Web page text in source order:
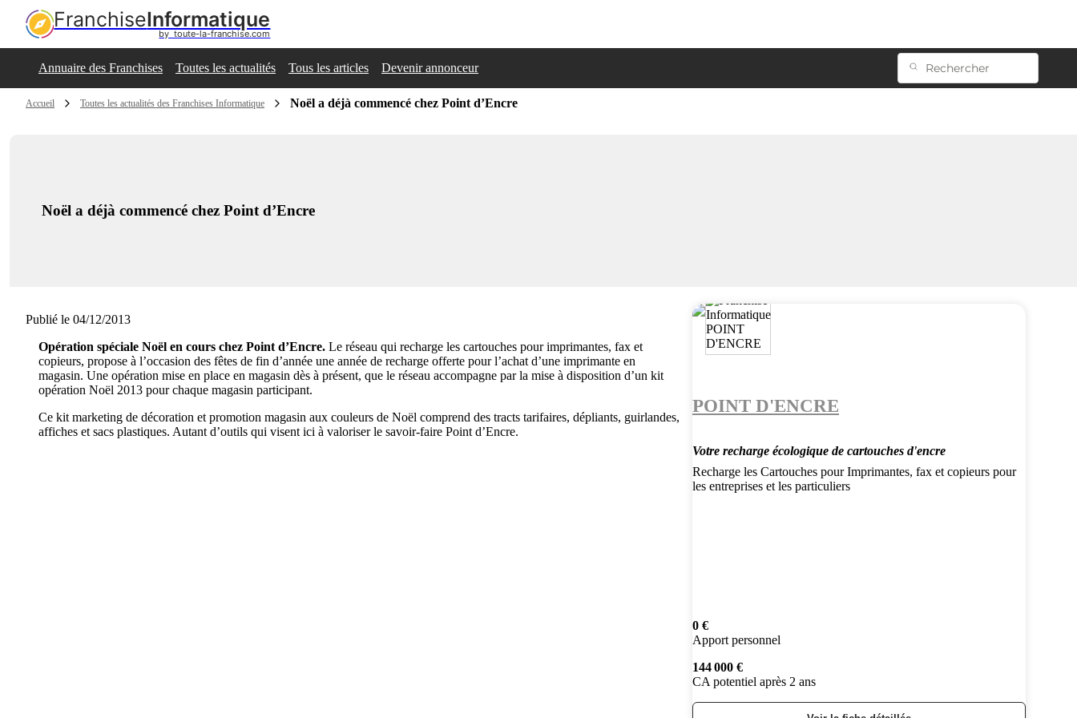
FranchiseInformatique
by  toute-la-franchise.com
Annuaire des Franchises Toutes les actualités Tous les articles Devenir annonceur
Accueil Toutes les actualités des Franchises Informatique Noël a déjà commencé chez Point d’Encre
Noël a déjà commencé chez Point d’Encre
Publié le 04/12/2013
Opération spéciale Noël en cours chez Point d’Encre. Le réseau qui recharge les cartouches pour imprimantes, fax et
copieurs, propose à l’occasion des fêtes de fin d’année une année de recharge offerte pour l’achat d’une imprimante en
magasin. Une opération mise en place en magasin dès à présent, que le réseau accompagne par la mise à disposition d’un kit
opération Noël 2013 pour chaque magasin participant.
Ce kit marketing de décoration et promotion magasin aux couleurs de Noël comprend des tracts tarifaires, dépliants, guirlandes,
affiches et sacs plastiques. Autant d’outils qui visent ici à valoriser le savoir-faire Point d’Encre.
POINT D'ENCRE
Votre recharge écologique de cartouches d'encre
Recharge les Cartouches pour Imprimantes, fax et copieurs pour
les entreprises et les particuliers
0 €
Apport personnel
144 000 €
CA potentiel après 2 ans